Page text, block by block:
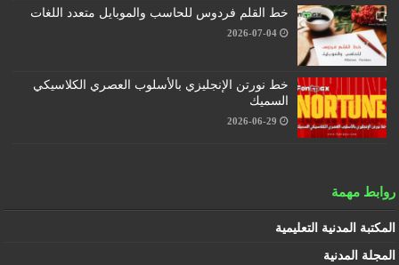
خط القلم فردوس للحاسب والموبايل متعدد اللغات
2026-07-04
خط نورتن الإنجليزي بالأسلوب العصري الكلاسيكي
السميك
2026-06-29
روابط مهمة
المكتبة المدنية التعليمية
المجلة المدنية